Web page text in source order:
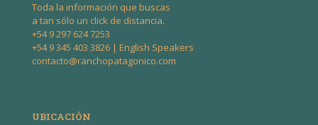
Toda la información que buscas
a tan sólo un click de distancia.
+54 9 297 624 7253
+54 9 345 403 3826 | English Speakers
contacto@ranchopatagonico.com
UBICACIÓN